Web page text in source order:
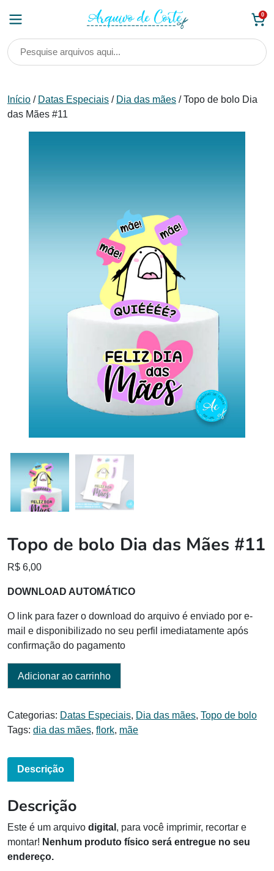
0
Início / Datas Especiais / Dia das mães / Topo de bolo Dia
das Mães #11
Topo de bolo Dia das Mães #11
R$ 6,00
DOWNLOAD AUTOMÁTICO
O link para fazer o download do arquivo é enviado por e-
mail e disponibilizado no seu perfil imediatamente após
confirmação do pagamento
Adicionar ao carrinho
Categorias: Datas Especiais, Dia das mães, Topo de bolo
Tags: dia das mães, flork, mãe
Descrição
Descrição
Este é um arquivo digital , para você imprimir, recortar e
montar! Nenhum produto físico será entregue no seu
endereço.